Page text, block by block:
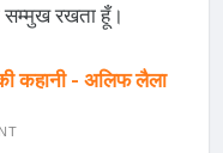
सम्मुख रखता हूँ।
कहानी - अलिफ लैला